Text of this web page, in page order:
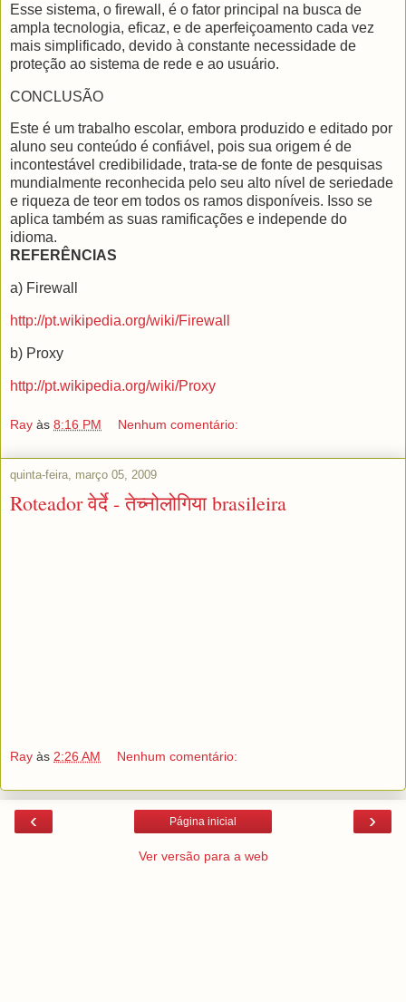
Esse sistema, o firewall, é o fator principal na busca de
ampla tecnologia, eficaz, e de aperfeiçoamento cada vez
mais simplificado, devido à constante necessidade de
proteção ao sistema de rede e ao usuário.
CONCLUSÃO
Este é um trabalho escolar, embora produzido e editado por
aluno seu conteúdo é confiável, pois sua origem é de
incontestável credibilidade, trata-se de fonte de pesquisas
mundialmente reconhecida pelo seu alto nível de seriedade
e riqueza de teor em todos os ramos disponíveis. Isso se
aplica também as suas ramificações e independe do
idioma.
REFERÊNCIAS
a) Firewall
http://pt.wikipedia.org/wiki/Firewall
b) Proxy
http://pt.wikipedia.org/wiki/Proxy
Ray às 8:16 PM Nenhum comentário:
quinta-feira, março 05, 2009
Roteador वेर्दे - तेच्नोलोगिया brasileira
Ray às 2:26 AM Nenhum comentário:
‹ ›
Página inicial
Ver versão para a web